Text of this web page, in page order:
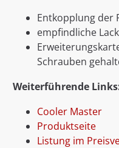
Entkopplung der
empfindliche
Schrauben
Weiterführende
Cooler Master
Produktseite
Listung im